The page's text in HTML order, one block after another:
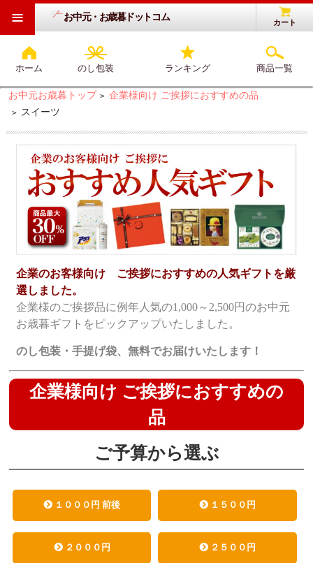
お中元・お歳暮ドットコム カート
ホーム のし包装 ランキング 商品一覧
≡
お中元お歳暮トップ > 企業様向け ご挨拶におすすめの品
> スイーツ
企業のお客様向け ご挨拶におすすめの人気ギフトを厳
選しました。
企業様のご挨拶品に例年人気の1,000～2,500円のお中元
お歳暮ギフトをピックアップいたしました。
のし包装・手提げ袋、無料でお届けいたします！
企業様向け ご挨拶におすすめの
品
ご予算から選ぶ
１０００円 前後 １５００円
２０００円 ２５００円